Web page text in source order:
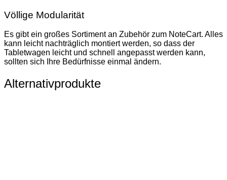
Völlige Modularität
Es gibt ein großes Sortiment an Zubehör zum NoteCart. Alles
kann leicht nachträglich montiert werden, so dass der
Tabletwagen leicht und schnell angepasst werden kann,
sollten sich Ihre Bedürfnisse einmal ändern.
Alternativprodukte